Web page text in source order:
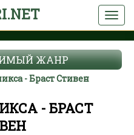
ЖАНР
- Браст Стивен
- БРАСТ